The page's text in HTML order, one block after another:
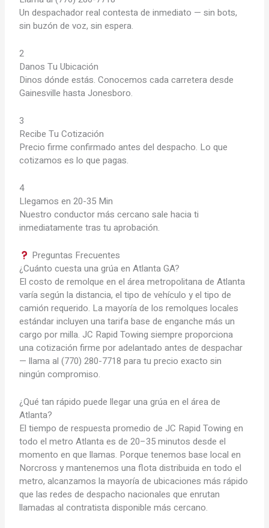
Un despachador real contesta de inmediato — sin bots,
sin buzón de voz, sin espera.
2
Danos Tu Ubicación
Dinos dónde estás. Conocemos cada carretera desde
Gainesville hasta Jonesboro.
3
Recibe Tu Cotización
Precio firme confirmado antes del despacho. Lo que
cotizamos es lo que pagas.
4
Llegamos en 20-35 Min
Nuestro conductor más cercano sale hacia ti
inmediatamente tras tu aprobación.
Preguntas Frecuentes
¿Cuánto cuesta una grúa en Atlanta GA?
El costo de remolque en el área metropolitana de Atlanta
varía según la distancia, el tipo de vehículo y el tipo de
camión requerido. La mayoría de los remolques locales
estándar incluyen una tarifa base de enganche más un
cargo por milla. JC Rapid Towing siempre proporciona
una cotización firme por adelantado antes de despachar
— llama al (770) 280-7718 para tu precio exacto sin
ningún compromiso.
¿Qué tan rápido puede llegar una grúa en el área de
Atlanta?
El tiempo de respuesta promedio de JC Rapid Towing en
todo el metro Atlanta es de 20–35 minutos desde el
momento en que llamas. Porque tenemos base local en
Norcross y mantenemos una flota distribuida en todo el
metro, alcanzamos la mayoría de ubicaciones más rápido
que las redes de despacho nacionales que enrutan
llamadas al contratista disponible más cercano.